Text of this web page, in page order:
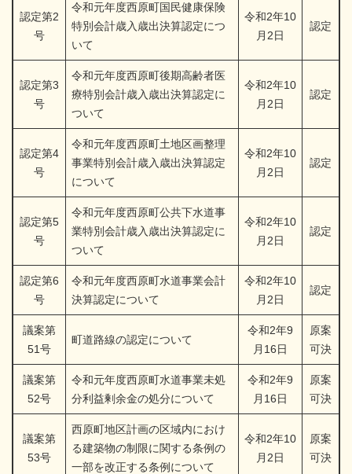
認定第2
号
令和元年度西原町国民健康保険
特別会計歳入歳出決算認定につ
いて
令和2年10
月2日
認定
認定第3
号
令和元年度西原町後期高齢者医
療特別会計歳入歳出決算認定に
ついて
令和2年10
月2日
認定
認定第4
号
令和元年度西原町土地区画整理
事業特別会計歳入歳出決算認定
について
令和2年10
月2日
認定
認定第5
号
令和元年度西原町公共下水道事
業特別会計歳入歳出決算認定に
ついて
令和2年10
月2日
認定
認定第6
号
令和元年度西原町水道事業会計
決算認定について
令和2年10
月2日
認定
議案第
51号
町道路線の認定について
令和2年9
月16日
原案
可決
議案第
52号
令和元年度西原町水道事業未処
分利益剰余金の処分について
令和2年9
月16日
原案
可決
議案第
53号
西原町地区計画の区域内におけ
る建築物の制限に関する条例の
一部を改正する条例について
令和2年10
月2日
原案
可決